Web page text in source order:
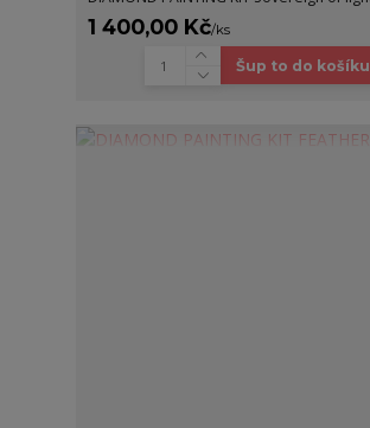
1 400,00 Kč/ks
Šup to do košíku